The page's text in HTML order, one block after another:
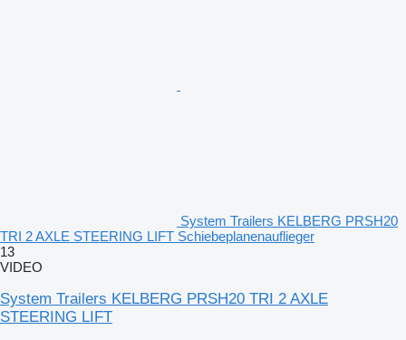
System Trailers KELBERG PRSH20
TRI 2 AXLE STEERING LIFT Schiebeplanenauflieger
13
VIDEO
System Trailers KELBERG PRSH20 TRI 2 AXLE
STEERING LIFT